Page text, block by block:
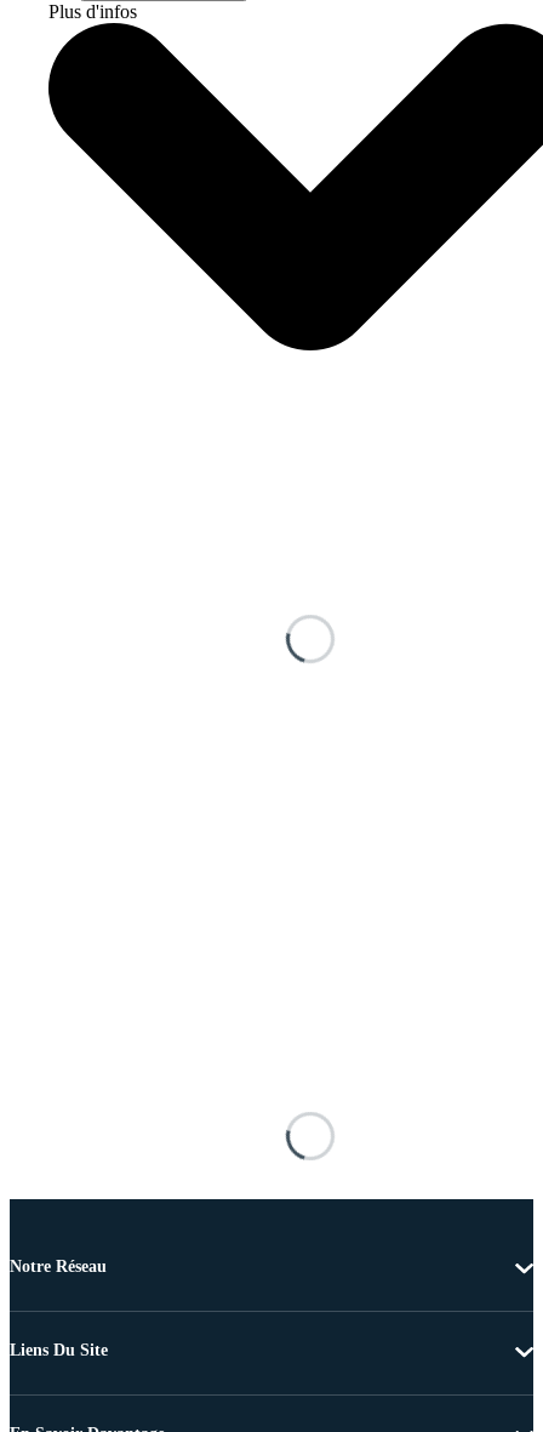
Plus d'infos
Notre Réseau
Liens Du Site